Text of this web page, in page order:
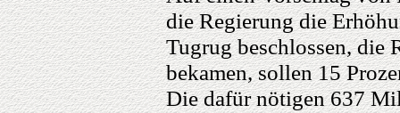
die Regierung die
Tugrug beschlossen, die
bekamen, sollen 15
Die dafür nötigen 637